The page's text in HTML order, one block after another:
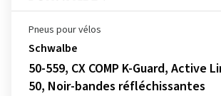
Pneus pour vélos
Schwalbe
50-559, CX COMP K-Guard, Active
50, Noir-bandes réfléchissantes